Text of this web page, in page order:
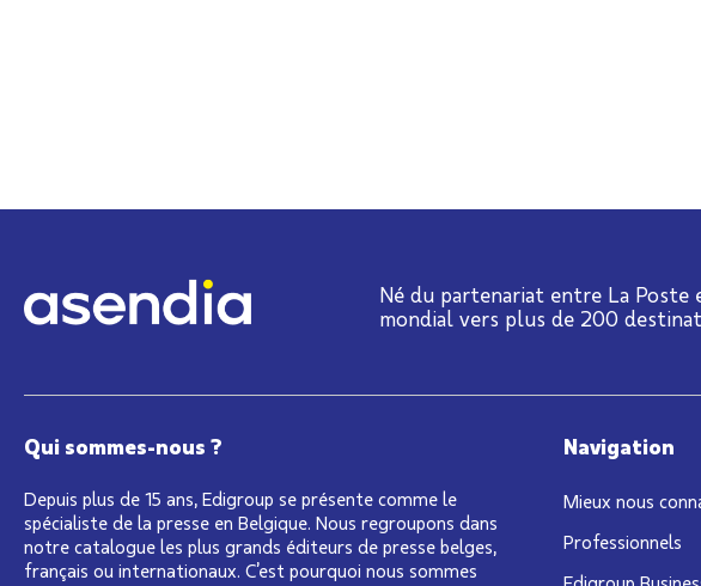
Né du partenariat entre La Poste
mondial vers plus de 200
Qui sommes-nous ?
Depuis plus de 15 ans, Edigroup se présente comme le
spécialiste de la presse en Belgique. Nous regroupons dans
notre catalogue les plus grands éditeurs de presse belges,
français ou internationaux. C’est pourquoi nous sommes
Navigation
Mieux nous
Professionnels